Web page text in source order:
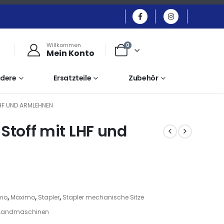
Willkommen
Mein Konto
0
Ersatzteile Zubehör
UND ARMLEHNEN
mit LHF und
, Maximo, Stapler, Stapler mechanische Sitze